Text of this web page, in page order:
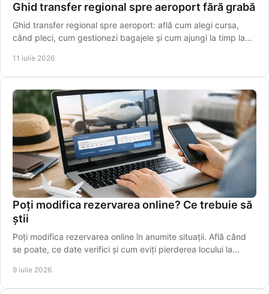
Ghid transfer regional spre aeroport fără grabă
Ghid transfer regional spre aeroport: află cum alegi cursa,
când pleci, cum gestionezi bagajele și cum ajungi la timp la
11 iulie 2026
Poți modifica rezervarea online? Ce trebuie să
știi
Poți modifica rezervarea online în anumite situații. Află când
se poate, ce date verifici și cum eviți pierderea locului la
9 iulie 2026